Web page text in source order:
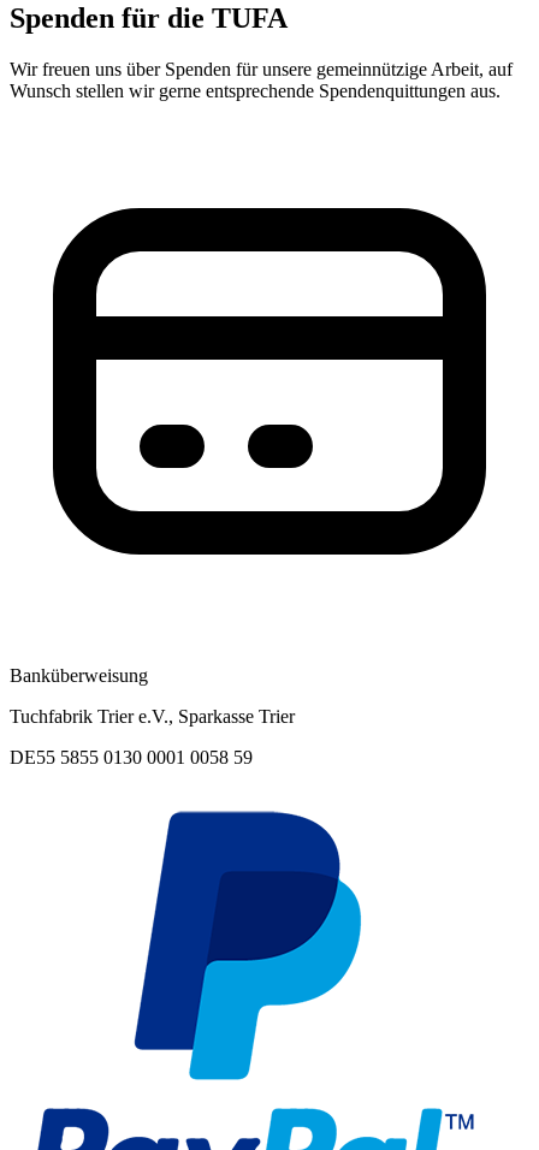
Spenden für die TUFA
Wir freuen uns über Spenden für unsere gemeinnützige Arbeit, auf
Wunsch stellen wir gerne entsprechende Spendenquittungen aus.
Banküberweisung
Tuchfabrik Trier e.V., Sparkasse Trier
DE55 5855 0130 0001 0058 59